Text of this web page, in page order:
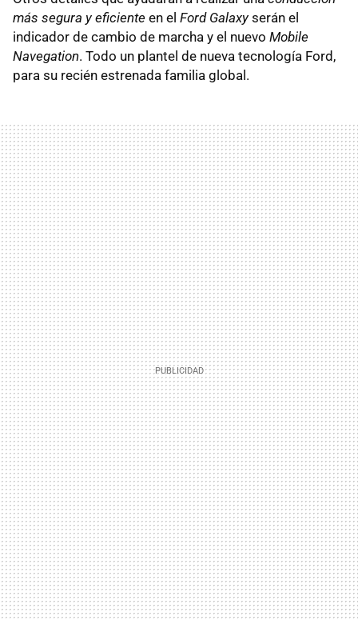
más segura y eficiente en el Ford Galaxyserán el
indicador de cambio de marcha y el nuevo Mobile
Navegation. Todo un plantel de nueva tecnología Ford,
para su recién estrenada familia global.